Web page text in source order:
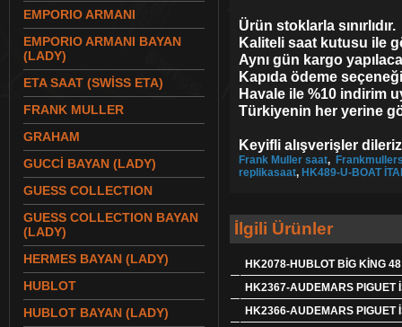
EMPORIO ARMANI
EMPORIO ARMANI BAYAN
(LADY)
ETA SAAT (SWİSS ETA)
FRANK MULLER
GRAHAM
GUCCİ BAYAN (LADY)
GUESS COLLECTION
GUESS COLLECTION BAYAN
(LADY)
HERMES BAYAN (LADY)
HUBLOT
HUBLOT BAYAN (LADY)
Ürün stoklarla sınırlıdır.
Kaliteli saat kutusu ile
Aynı gün kargo
Kapıda ödeme
Havale ile %10 indirim
Türkiyenin her yerine
Keyifli alışverişler
Frank Muller saat,
replikasaat, HK489-U-BOAT
İlgili Ürünler
HK2078-HUBLOT BİG KİNG
HK2367-AUDEMARS PIGUET
HK2366-AUDEMARS PIGUET